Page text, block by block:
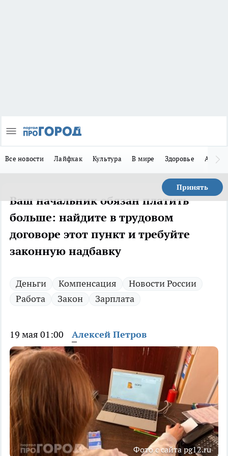
Все новости Лайфхак Культура В мире Здоровье Авто
Принять
Ваш начальник обязан платить
больше: найдите в трудовом
договоре этот пункт и требуйте
законную надбавку
Деньги Компенсация
Новости России
Работа
Закон Зарплата
19 мая 01:00 Алексей Петров
Фото с сайта pg12.ru